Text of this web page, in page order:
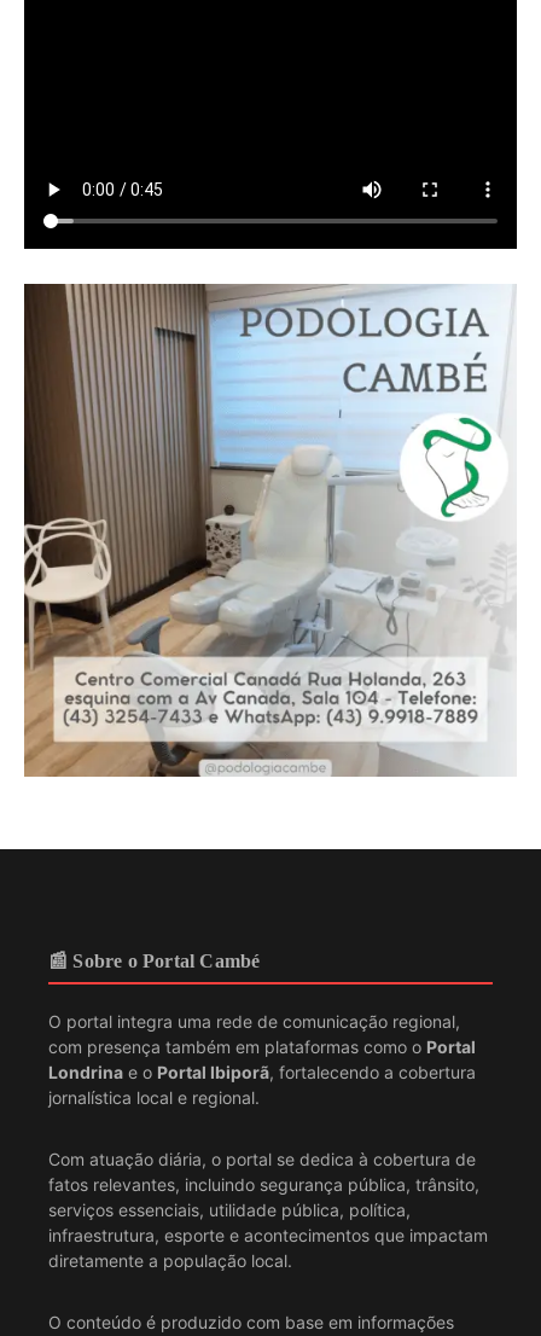
📰 Sobre o Portal Cambé
O portal integra uma rede de comunicação regional,
com presença também em plataformas como o Portal
Londrina e o Portal Ibiporã, fortalecendo a cobertura
jornalística local e regional.
Com atuação diária, o portal se dedica à cobertura de
fatos relevantes, incluindo segurança pública, trânsito,
serviços essenciais, utilidade pública, política,
infraestrutura, esporte e acontecimentos que impactam
diretamente a população local.
O conteúdo é produzido com base em informações